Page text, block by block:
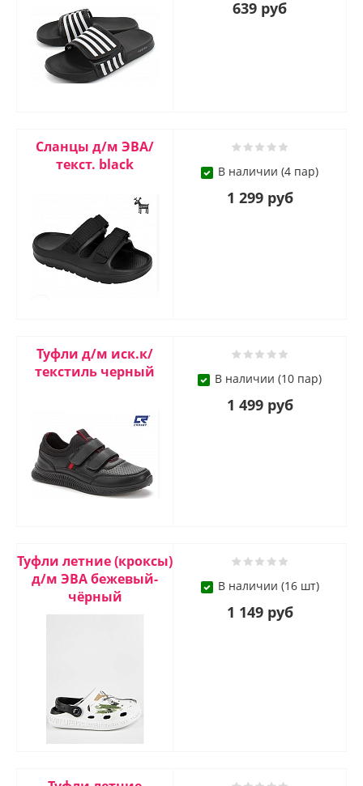
639 руб
Сланцы д/м ЭВА/
текст. black
В наличии (4 пар)
1 299 руб
Туфли д/м иск.к/
текстиль черный
В наличии (10 пар)
1 499 руб
Туфли летние (кроксы)
д/м ЭВА бежевый-
чёрный
В наличии (16 шт)
1 149 руб